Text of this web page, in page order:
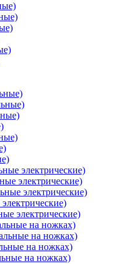
электрические)
электрические)
электрические)
электрические)
на ножках)
на ножках)
на ножках)
на ножках)